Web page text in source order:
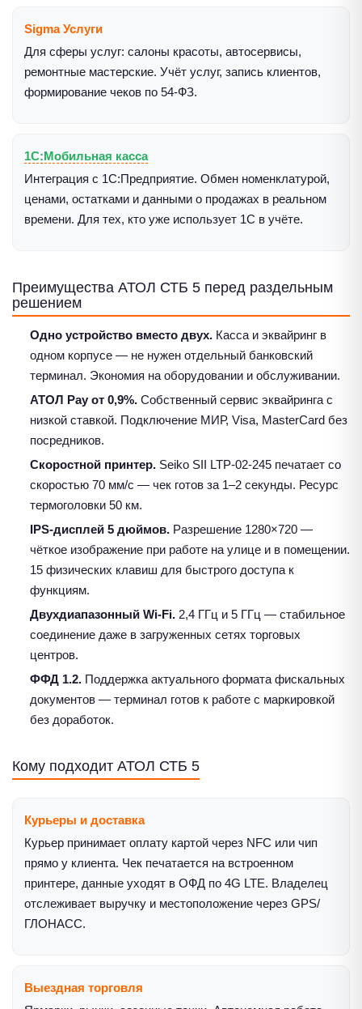
Sigma Услуги
Для сферы услуг: салоны красоты, автосервисы,
ремонтные мастерские. Учёт услуг, запись клиентов,
формирование чеков по 54-ФЗ.
1С:Мобильная касса
Интеграция с 1С:Предприятие. Обмен номенклатурой,
ценами, остатками и данными о продажах в реальном
времени. Для тех, кто уже использует 1С в учёте.
Преимущества АТОЛ СТБ 5 перед раздельным
решением
Одно устройство вместо двух. Касса и эквайринг в
одном корпусе — не нужен отдельный банковский
терминал. Экономия на оборудовании и обслуживании.
АТОЛ Pay от 0,9%. Собственный сервис эквайринга с
низкой ставкой. Подключение МИР, Visa, MasterCard без
посредников.
Скоростной принтер. Seiko SII LTP-02-245 печатает со
скоростью 70 мм/с — чек готов за 1–2 секунды. Ресурс
термоголовки 50 км.
IPS-дисплей 5 дюймов. Разрешение 1280×720 —
чёткое изображение при работе на улице и в помещении.
15 физических клавиш для быстрого доступа к
функциям.
Двухдиапазонный Wi-Fi. 2,4 ГГц и 5 ГГц — стабильное
соединение даже в загруженных сетях торговых
центров.
ФФД 1.2. Поддержка актуального формата фискальных
документов — терминал готов к работе с маркировкой
без доработок.
Кому подходит АТОЛ СТБ 5
Курьеры и доставка
Курьер принимает оплату картой через NFC или чип
прямо у клиента. Чек печатается на встроенном
принтере, данные уходят в ОФД по 4G LTE. Владелец
отслеживает выручку и местоположение через GPS/
ГЛОНАСС.
Выездная торговля